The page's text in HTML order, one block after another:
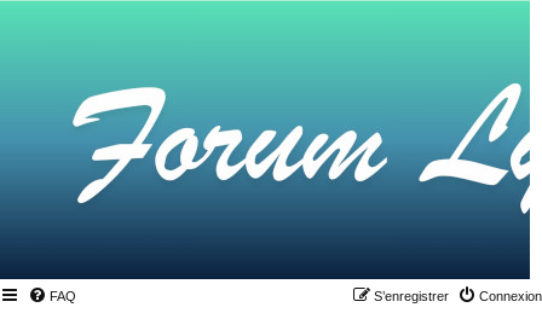
FAQ Connexion
S’enregistrer